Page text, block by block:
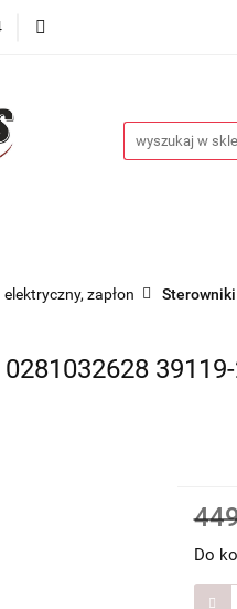
Nowości
elektryczny, zapłon
Do